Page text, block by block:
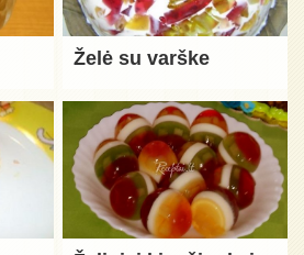
Želė su varške